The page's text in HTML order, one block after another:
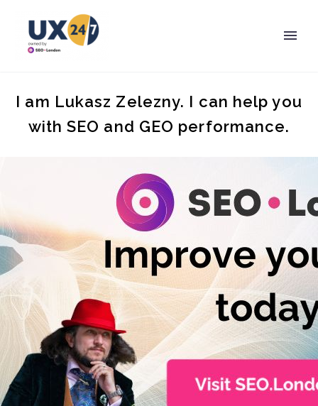
ES
I am Lukasz Zelezny. I can help you
with SEO and GEO performance.